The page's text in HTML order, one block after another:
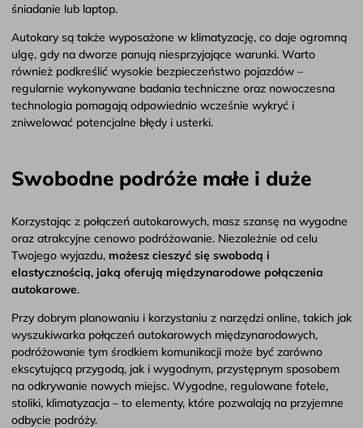
śniadanie lub laptop.
Autokary są także wyposażone w klimatyzację, co daje ogromną
ulgę, gdy na dworze panują niesprzyjające warunki. Warto
również podkreślić wysokie bezpieczeństwo pojazdów –
regularnie wykonywane badania techniczne oraz nowoczesna
technologia pomagają odpowiednio wcześnie wykryć i
zniwelować potencjalne błędy i usterki.
Swobodne podróże małe i duże
Korzystając z połączeń autokarowych, masz szansę na wygodne
oraz atrakcyjne cenowo podróżowanie. Niezależnie od celu
Twojego wyjazdu, możesz cieszyć się swobodą i
elastycznością, jaką oferują międzynarodowe połączenia
autokarowe.
Przy dobrym planowaniu i korzystaniu z narzędzi online, takich jak
wyszukiwarka połączeń autokarowych międzynarodowych,
podróżowanie tym środkiem komunikacji może być zarówno
ekscytującą przygodą, jak i wygodnym, przystępnym sposobem
na odkrywanie nowych miejsc. Wygodne, regulowane fotele,
stoliki, klimatyzacja – to elementy, które pozwalają na przyjemne
odbycie podróży.